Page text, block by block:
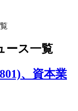
ース一覧
、資本業